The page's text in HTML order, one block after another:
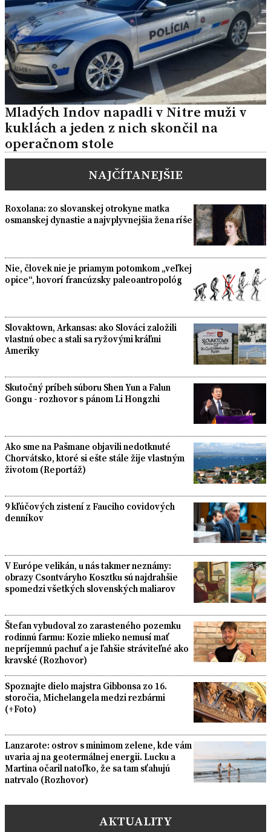
Mladých Indov napadli v Nitre muži v
kuklách a jeden z nich skončil na
operačnom stole
NAJČÍTANEJŠIE
Roxolana: zo slovanskej otrokyne matka
osmanskej dynastie a najvplyvnejšia žena ríše
Nie, človek nie je priamym potomkom „veľkej
opice“, hovorí francúzsky paleoantropológ
Slovaktown, Arkansas: ako Slováci založili
vlastnú obec a stali sa ryžovými kráľmi
Ameriky
Skutočný príbeh súboru Shen Yun a Falun
Gongu - rozhovor s pánom Li Hongzhi
Ako sme na Pašmane objavili nedotknuté
Chorvátsko, ktoré si ešte stále žije vlastným
životom (Reportáž)
9 kľúčových zistení z Fauciho covidových
denníkov
V Európe velikán, u nás takmer neznámy:
obrazy Csontváryho Kosztku sú najdrahšie
spomedzi všetkých slovenských maliarov
Štefan vybudoval zo zarasteného pozemku
rodinnú farmu: Kozie mlieko nemusí mať
nepríjemnú pachuť a je ľahšie stráviteľné ako
kravské (Rozhovor)
Spoznajte dielo majstra Gibbonsa zo 16.
storočia, Michelangela medzi rezbármi
(+Foto)
Lanzarote: ostrov s minimom zelene, kde vám
uvaria aj na geotermálnej energii. Lucku a
Martina očaril natoľko, že sa tam sťahujú
natrvalo (Rozhovor)
AKTUALITY